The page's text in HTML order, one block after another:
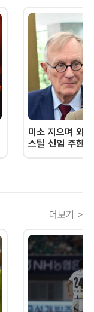
미소 지으며 외
스틸 신임 주한
더보기 >